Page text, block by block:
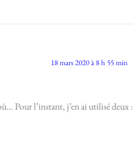
18 mars 2020 à 8 h 55 min
Pour l’instant, j’en ai utilisé deux :